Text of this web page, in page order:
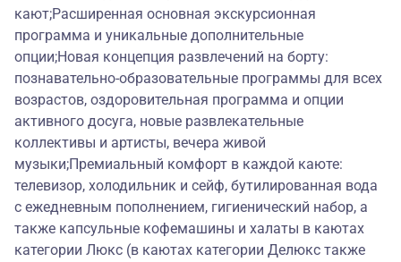
кают;Расширенная основная экскурсионная
программа и уникальные дополнительные
опции;Новая концепция развлечений на борту:
познавательно-образовательные программы для всех
возрастов, оздоровительная программа и опции
активного досуга, новые развлекательные
коллективы и артисты, вечера живой
музыки;Премиальный комфорт в каждой каюте:
телевизор, холодильник и сейф, бутилированная вода
с ежедневным пополнением, гигиенический набор, а
также капсульные кофемашины и халаты в каютах
категории Люкс (в каютах категории Делюкс также